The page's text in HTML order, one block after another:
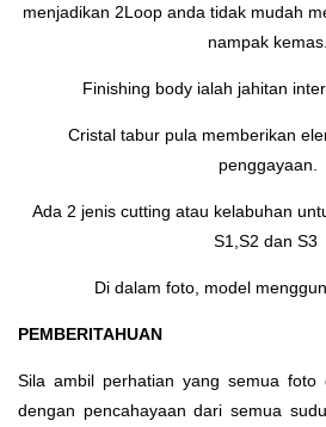
menjadikan 2Loop anda tidak mudah
nampak kemas.
Finishing body ialah jahitan
Cristal tabur pula memberikan
penggayaan.
Ada 2 jenis cutting atau kelabuhan
S1,S2 dan S3
Di dalam foto, model
PEMBERITAHUAN
Sila ambil perhatian yang semua
dengan pencahayaan dari semua